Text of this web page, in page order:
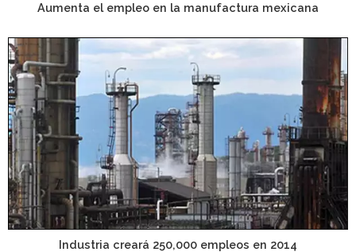
Aumenta el empleo en la manufactura mexicana
Industria creará 250,000 empleos en 2014